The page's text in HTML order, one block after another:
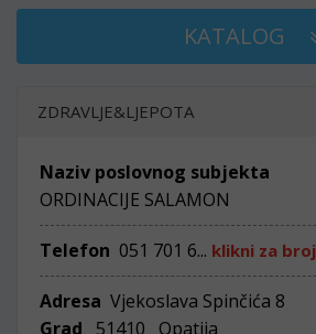
KATALOG
ZDRAVLJE&LJEPOTA
Naziv poslovnog subjekta
ORDINACIJE SALAMON
Telefon 051 701 6... klikni za broj
Adresa Vjekoslava Spinčića 8
Grad
51410 Opatija